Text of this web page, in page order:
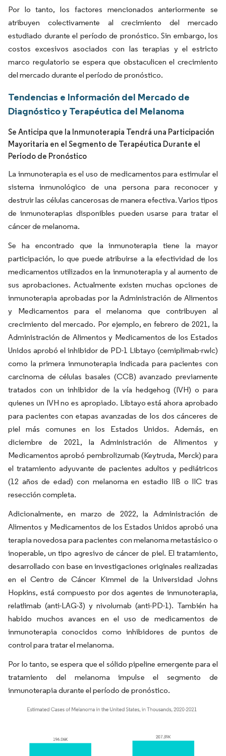
Por lo tanto, los factores mencionados anteriormente se
atribuyen colectivamente al crecimiento del mercado
estudiado durante el período de pronóstico. Sin embargo, los
costos excesivos asociados con las terapias y el estricto
marco regulatorio se espera que obstaculicen el crecimiento
del mercado durante el período de pronóstico.
Tendencias e Información del Mercado de
Diagnóstico y Terapéutica del Melanoma
Se Anticipa que la Inmunoterapia Tendrá una Participación
Mayoritaria en el Segmento de Terapéutica Durante el
Período de Pronóstico
La inmunoterapia es el uso de medicamentos para estimular el
sistema inmunológico de una persona para reconocer y
destruir las células cancerosas de manera efectiva. Varios tipos
de inmunoterapias disponibles pueden usarse para tratar el
cáncer de melanoma.
Se ha encontrado que la inmunoterapia tiene la mayor
participación, lo que puede atribuirse a la efectividad de los
medicamentos utilizados en la inmunoterapia y al aumento de
sus aprobaciones. Actualmente existen muchas opciones de
inmunoterapia aprobadas por la Administración de Alimentos
y Medicamentos para el melanoma que contribuyen al
crecimiento del mercado. Por ejemplo, en febrero de 2021, la
Administración de Alimentos y Medicamentos de los Estados
Unidos aprobó el inhibidor de PD-1 Libtayo (cemiplimab-rwlc)
como la primera inmunoterapia indicada para pacientes con
carcinoma de células basales (CCB) avanzado previamente
tratados con un inhibidor de la vía hedgehog (IVH) o para
quienes un IVH no es apropiado. Libtayo está ahora aprobado
para pacientes con etapas avanzadas de los dos cánceres de
piel más comunes en los Estados Unidos. Además, en
diciembre de 2021, la Administración de Alimentos y
Medicamentos aprobó pembrolizumab (Keytruda, Merck) para
el tratamiento adyuvante de pacientes adultos y pediátricos
(12 años de edad) con melanoma en estadio IIB o IIC tras
resección completa.
Adicionalmente, en marzo de 2022, la Administración de
Alimentos y Medicamentos de los Estados Unidos aprobó una
terapia novedosa para pacientes con melanoma metastásico o
inoperable, un tipo agresivo de cáncer de piel. El tratamiento,
desarrollado con base en investigaciones originales realizadas
en el Centro de Cáncer Kimmel de la Universidad Johns
Hopkins, está compuesto por dos agentes de inmunoterapia,
relatlimab (anti-LAG-3) y nivolumab (anti-PD-1). También ha
habido muchos avances en el uso de medicamentos de
inmunoterapia conocidos como inhibidores de puntos de
control para tratar el melanoma.
Por lo tanto, se espera que el sólido pipeline emergente para el
tratamiento del melanoma impulse el segmento de
inmunoterapia durante el período de pronóstico.